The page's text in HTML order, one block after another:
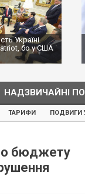
Україні
бо у США
НАДЗВИЧАЙНІ
ТАРИФИ ПОДВИГИ
бюджету